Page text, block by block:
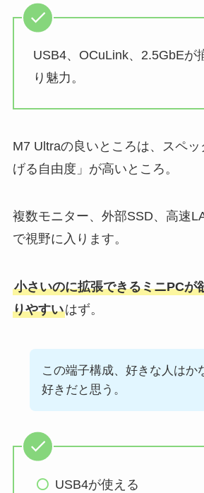
USB4、OCuLink、2.5GbEが
り魅力。
M7 Ultraの良いところは、スペ
げる自由度」が高いところ。
複数モニター、外部SSD、高速
で視野に入ります。
小さいのに拡張できるミニPCが
りやすいはず。
この端子構成、好きな人はか
好きだと思う。
USB4が使える